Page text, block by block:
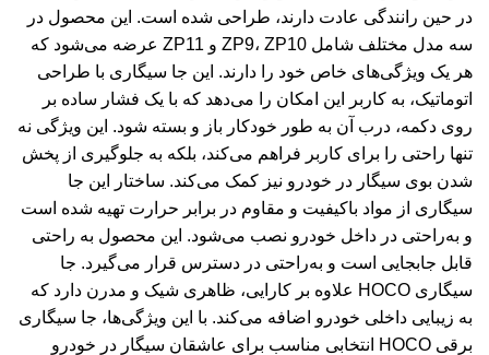
در حین رانندگی عادت دارند، طراحی شده است. این محصول در
سه مدل مختلف شامل ZP9، ZP10 و ZP11 عرضه می‌شود که
هر یک ویژگی‌های خاص خود را دارند. این جا سیگاری با طراحی
اتوماتیک، به کاربر این امکان را می‌دهد که با یک فشار ساده بر
روی دکمه، درب آن به طور خودکار باز و بسته شود. این ویژگی نه
تنها راحتی را برای کاربر فراهم می‌کند، بلکه به جلوگیری از پخش
شدن بوی سیگار در خودرو نیز کمک می‌کند. ساختار این جا
سیگاری از مواد باکیفیت و مقاوم در برابر حرارت تهیه شده است
و به‌راحتی در داخل خودرو نصب می‌شود. این محصول به راحتی
قابل جابجایی است و به‌راحتی در دسترس قرار می‌گیرد. جا
سیگاری HOCO علاوه بر کارایی، ظاهری شیک و مدرن دارد که
به زیبایی داخلی خودرو اضافه می‌کند. با این ویژگی‌ها، جا سیگاری
برقی HOCO انتخابی مناسب برای عاشقان سیگار در خودرو